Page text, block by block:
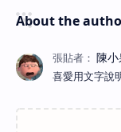
About the
喜愛用文字說